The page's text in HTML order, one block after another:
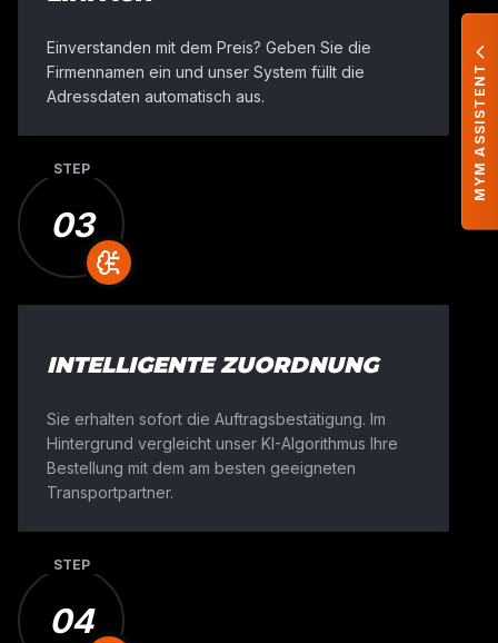
SO FUNKTIONIERT UNSERE
LANDWIRTSCHAFTLICHER
TRANSPORT
Bei Move Your Machine kombinieren wir die
transportieren. Für Sie funktioniert es in 4 Schritten:
Einverstanden mit dem Preis? Geben Sie die
Firmennamen ein und unser System füllt die
Adressdaten automatisch aus.
STEP
03
INTELLIGENTE ZUORDNUNG
Sie erhalten sofort die Auftragsbestätigung. Im
Hintergrund vergleicht unser KI-Algorithmus Ihre
Bestellung mit dem am besten geeigneten
Transportpartner.
STEP
04
MYM ASSISTENT